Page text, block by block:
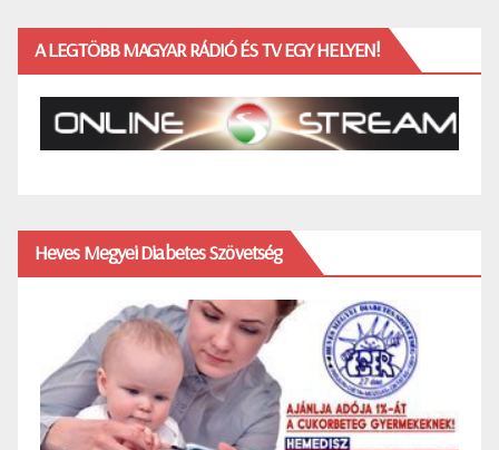
A LEGTÖBB MAGYAR RÁDIÓ ÉS TV EGY HELYEN!
Heves Megyei Diabetes Szövetség